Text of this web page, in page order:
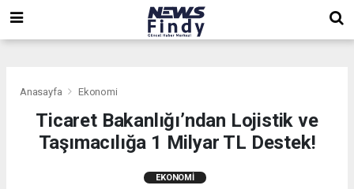
Anasayfa Ekonomi
Ticaret Bakanlığı’ndan Lojistik ve
Taşımacılığa 1 Milyar TL Destek!
EKONOMI